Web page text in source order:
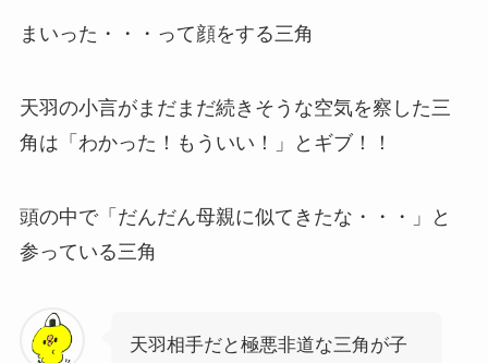
まいった・・・って顔をする三角
天羽の小言がまだまだ続きそうな空気を察した三
角は「わかった！もういい！」とギブ！！
頭の中で「だんだん母親に似てきたな・・・」と
参っている三角
天羽相手だと極悪非道な三角が子